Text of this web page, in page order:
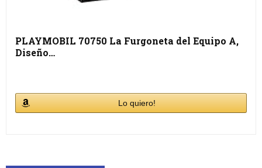
PLAYMOBIL 70750 La Furgoneta del Equipo A,
Diseño…
Lo quiero!